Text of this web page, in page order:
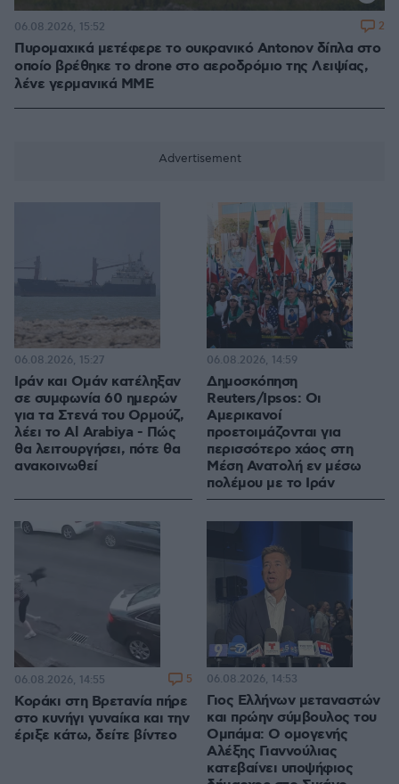
Πυρομαχικά μετέφερε το ουκρανικό Antonov δίπλα στο
οποίο βρέθηκε το drone στο αεροδρόμιο της Λειψίας,
λένε γερμανικά ΜΜΕ
06.08.2026, 15:52 2
Ιράν και Ομάν κατέληξαν
σε συμφωνία 60 ημερών
για τα Στενά του Ορμούζ,
λέει το Al Arabiya - Πώς
θα λειτουργήσει, πότε θα
ανακοινωθεί
06.08.2026, 15:27
Δημοσκόπηση
Reuters/Ipsos: Οι
Αμερικανοί
προετοιμάζονται για
περισσότερο χάος στη
Μέση Ανατολή εν μέσω
πολέμου με το Ιράν
06.08.2026, 14:59
Κοράκι στη Βρετανία πήρε
στο κυνήγι γυναίκα και την
έριξε κάτω, δείτε βίντεο
06.08.2026, 14:55 5
Γιος Ελλήνων μεταναστών
και πρώην σύμβουλος του
Ομπάμα: Ο ομογενής
Αλέξης Γιαννούλιας
κατεβαίνει υποψήφιος
06.08.2026, 14:53